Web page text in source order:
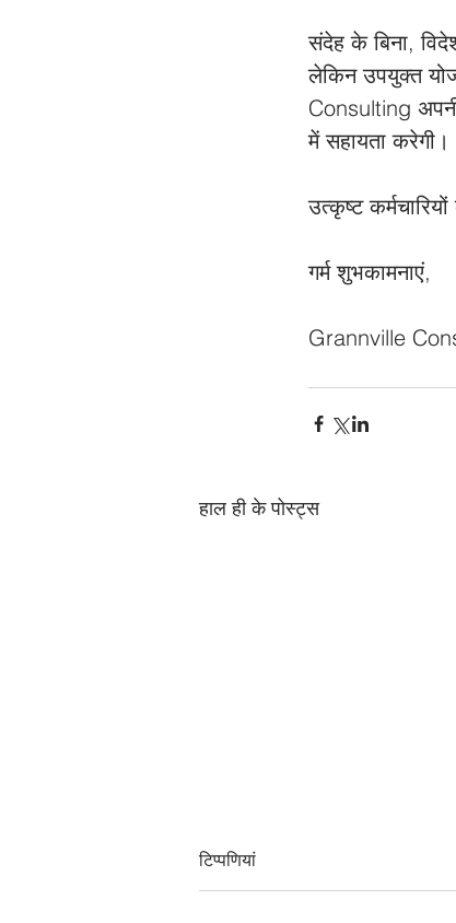
संदेह के बिना,
लेकिन उपयुक्त
Consulting
में सहायता करेगी।
उत्कृष्ट
गर्म शुभकामनाएं,
Grannville
हाल ही के पोस्ट्स
टिप्पणियां